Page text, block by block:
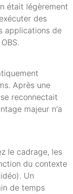
était légèrement
des
applications de
Après une
reconnectait
majeur n'a
le cadrage, les
du contexte
Un
de temps